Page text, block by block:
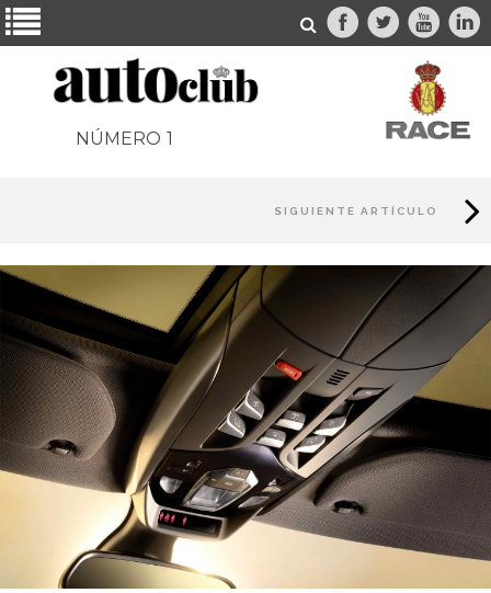
NÚMERO 1
SIGUIENTE ARTÍCULO